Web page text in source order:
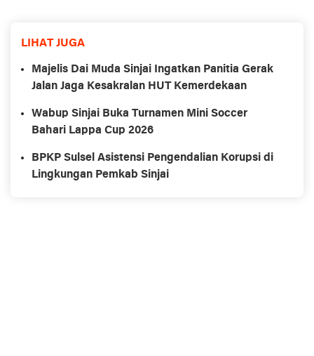
LIHAT JUGA
Majelis Dai Muda Sinjai Ingatkan Panitia Gerak
Jalan Jaga Kesakralan HUT Kemerdekaan
Wabup Sinjai Buka Turnamen Mini Soccer
Bahari Lappa Cup 2026
BPKP Sulsel Asistensi Pengendalian Korupsi di
Lingkungan Pemkab Sinjai